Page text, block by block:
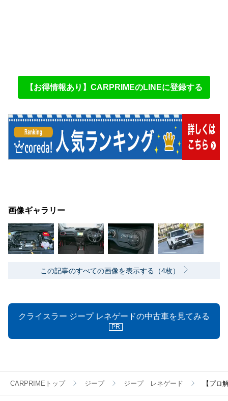
【お得情報あり】CARPRIMEのLINEに登録する
画像ギャラリー
この記事のすべての画像を表示する（4枚）
クライスラー ジープ レネゲードの中古車を見てみる
PR
CARPRIMEトップ ジープ ジープ レネゲード 【プロ